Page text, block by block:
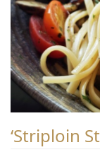
‘Striploin